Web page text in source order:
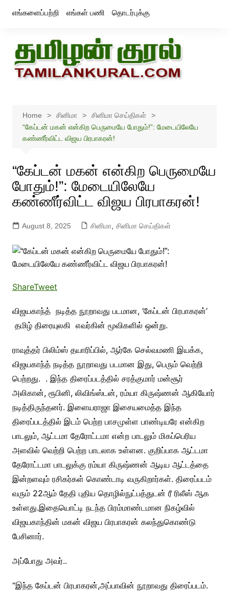
எங்களைப்பற்றி எங்கள் பணி தொடர்புக்கு
Home சினிமா
சினிமா செய்திகள்
“கேப்டன் மகன் என்கிற பெருமையே போதும்!”: மேடையிலேயே
கண்ணீர்விட்ட விஜய பிரபாகரன்!
“கேப்டன் மகன் என்கிற பெருமையே
போதும்!”: மேடையிலேயே
கண்ணீர்விட்ட விஜய பிரபாகரன்!
August 8, 2025 சினிமா, சினிமா செய்திகள்
ShareTweet
விஜயகாந்த் நடித்த நூறாவது படமான, ‘கேப்டன் பிரபாகரன்’
தமிழ் திரையுலகி எவர்கின் மூவிகளில் ஒன்று.
ராவுத்தர் பிலிம்ஸ் தயாரிப்பில், ஆர்கே செல்வமணி இயக்க,
விஜயகாந்த் நடித்த நூறாவது படமான இது, பெரும் வெற்றி
பெற்றது. . இந்த திரைப்படத்தில் சரத்குமார் மன்சூர்
அலிகான், ரூபினி, லிவிங்ஸ்டன், ரம்யா கிருஷ்ணன் ஆகியோர்
நடித்திருந்தனர். இளையராஜா இசையமைத்த இந்த
திரைப்படத்தில் இடம் பெற்ற பாசமுள்ள பாண்டியரே என்கிற
பாடலும், ஆட்டமா தேரோட்டமா என்ற பாடலும் மிகப்பெரிய
அளவில் வெற்றி பெற்ற பாடலாக உள்ளன. குறிப்பாக ஆட்டமா
தேரோட்டமா பாடலுக்கு ரம்யா கிருஷ்ணன் ஆடிய ஆட்டத்தை
இன்றளவும் ரசிகர்கள் கொண்டாடி வருகிறார்கள். திரைப்படம்
வரும் 22ஆம் தேதி புதிய தொழில்நுட்பத்துடன் ரீ ரிலீஸ் ஆக
உள்ளது.இதையொட்டி நடந்த பிரம்மாண்டமான நிகழ்வில்
விஜயகாந்தின் மகன் விஜய பிரபாகரன் கலந்துகொண்டு
பேசினார்.
அப்போது அவர்..
“இந்த கேப்டன் பிரபாகரன்,அப்பாவின் நூறாவது திரைப்படம்.